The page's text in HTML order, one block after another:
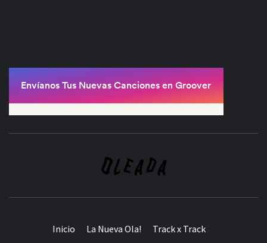
Inicio La Nueva Ola! Track x Track